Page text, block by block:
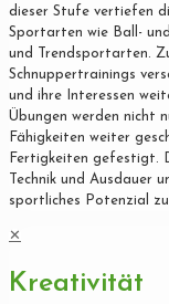
dieser Stufe vertiefen
Sportarten wie Ball-
und Trendsportarten.
Schnuppertrainings
und ihre Interessen
Übungen werden nicht
Fähigkeiten weiter
Fertigkeiten gefestigt.
Technik und Ausdauer
sportliches Potenzial
✕
Kreativität